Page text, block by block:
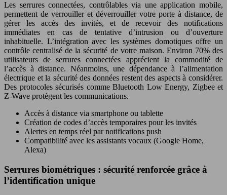
Les serrures connectées, contrôlables via une application mobile,
permettent de verrouiller et déverrouiller votre porte à distance, de
gérer les accès des invités, et de recevoir des notifications
immédiates en cas de tentative d’intrusion ou d’ouverture
inhabituelle. L’intégration avec les systèmes domotiques offre un
contrôle centralisé de la sécurité de votre maison. Environ 70% des
utilisateurs de serrures connectées apprécient la commodité de
l’accès à distance. Néanmoins, une dépendance à l’alimentation
électrique et la sécurité des données restent des aspects à considérer.
Des protocoles sécurisés comme Bluetooth Low Energy, Zigbee et
Z-Wave protègent les communications.
Accès à distance via smartphone ou tablette
Création de codes d’accès temporaires pour les invités
Alertes en temps réel par notifications push
Compatibilité avec les assistants vocaux (Google Home,
Alexa)
Serrures biométriques : sécurité renforcée grâce à
l’identification unique